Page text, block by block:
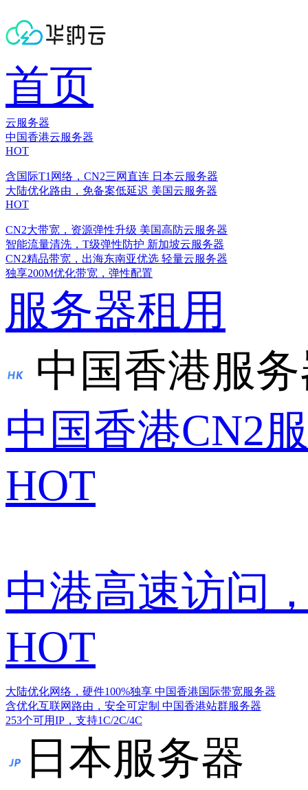
首页
云服务器
中国香港云服务器
HOT
含国际T1网络，CN2三网直连 日本云服务器
大陆优化路由，免备案低延迟 美国云服务器
HOT
CN2大带宽，资源弹性升级 美国高防云服务器
智能流量清洗，T级弹性防护 新加坡云服务器
CN2精品带宽，出海东南亚优选 轻量云服务器
独享200M优化带宽，弹性配置
服务器租用
中国香港服
中国香港CN2
HOT
中港高速访问
HOT
大陆优化网络，硬件100%独享 中国香港国际带宽服务器
含优化互联网路由，安全可定制 中国香港站群服务器
253个可用IP，支持1C/2C/4C
日本服务器